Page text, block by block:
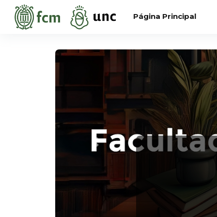
Salta al contenido principal
Página Principal
Ante inconvenientes
GUARANI y
Anterior